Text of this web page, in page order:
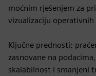
moćnim rješenjem za
vizualizaciju operativnih
Ključne prednosti:
zasnovane na
skalabilnost i smanjeni